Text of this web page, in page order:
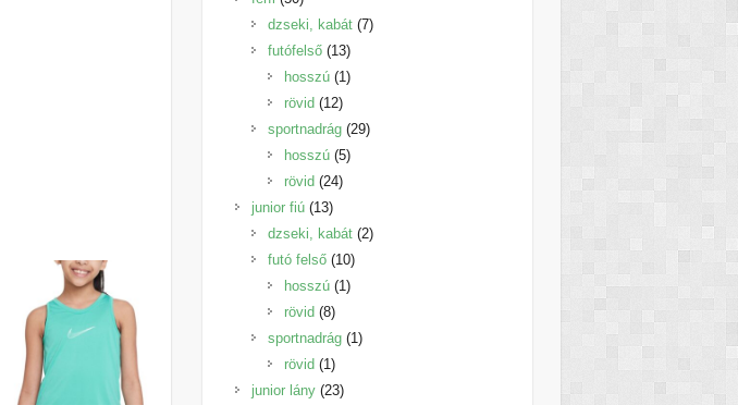
termék
dzseki, kabát 77
futófelső 1313
termék
hosszú 11
rövid 1212
termék
sportnadrág 2929
hosszú 55
rövid 2424
junior fiú 1313
termék
dzseki, kabát 22
futó felső 1010
termék
hosszú 11
rövid 88
termék
sportnadrág 11
rövid 11
termék
junior lány 2323